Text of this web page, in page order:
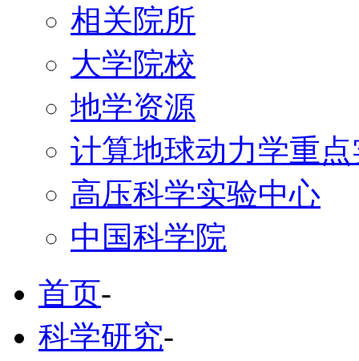
相关院所
大学院校
地学资源
计算地球动力学重
高压科学实验中心
中国科学院
首页-
科学研究-